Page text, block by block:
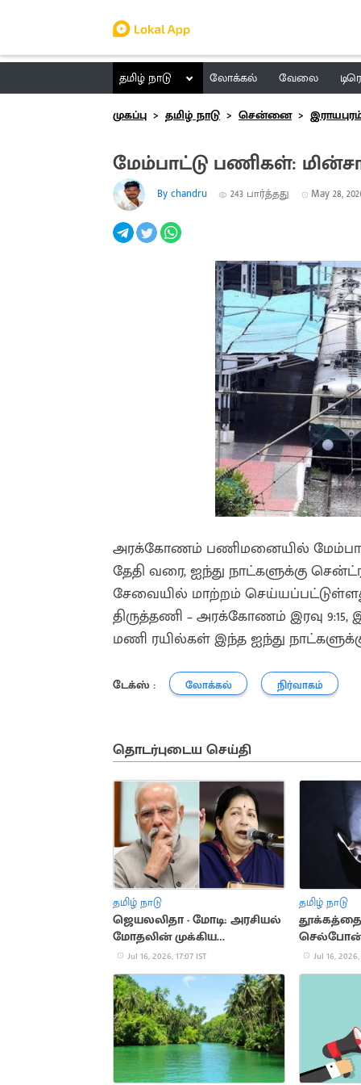
தமிழ் நாடு லோக்கல் வேலை
முகப்பு
தமிழ் நாடு சென்னை
மேம்பாட்டு பணிகள்:
By chandru 243 பார்த்தது May 28,
அரக்கோணம் பணிமனையில்
தேதி வரை, ஐந்து நாட்களுக்கு
சேவையில் மாற்றம்
திருத்தணி – அரக்கோணம் இரவு 9:15,
மணி ரயில்கள் இந்த ஐந்து
டேக்ஸ் : லோக்கல் நிர்வாகம்
தொடர்புடைய செய்தி
தமிழ் நாடு
ஜெயலலிதா - மோடி: அரசியல்
மோதலின் முக்கிய
தருணங்கள்
Jul 16, 2026, 17:07 IST
தமிழ் நாடு
தூக்கத்தை
Jul 16, 2026,